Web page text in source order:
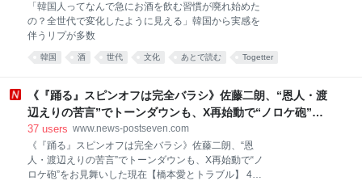
と質問すると、バース氏は「阪神タイガース９０周年
のイベントに呼ばれて久しぶりに来日してビックリし
たのが、掛布さんの髪の毛が増えていたんだよ。それ
に一番驚いたんだ」とニヤリ。 それに爆笑した有働が
氏は「でも、岡田さんは髪の毛
「韓国人ってなんで急にお酒を飲む習慣が廃れ始めた
の？全世代で変化したように見える」韓国から実感を
伴うリプが多数
韓国 酒 世代 文化 あとで読む Togetter
《『踊る』スピンオフは完全バラシ》佐藤二朗、“恩人・渡
辺えりの苦言”でトーンダウンも、X再始動で“ノロケ砲”を
お見舞いした現在【橋本愛とトラブル】
37 users www.news-postseven.com
《『踊る』スピンオフは完全バラシ》佐藤二朗、“恩
人・渡辺えりの苦言”でトーンダウンも、X再始動で“ノ
ロケ砲”をお見舞いした現在【橋本愛とトラブル】 4月